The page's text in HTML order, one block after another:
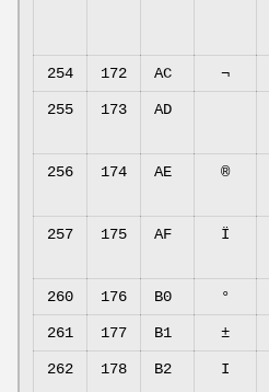
254 172 AC ¬
255 173 AD
256 174 AE ®
257 175 AF Ї
260 176 B0 °
261 177 B1 ±
262 178 B2 І